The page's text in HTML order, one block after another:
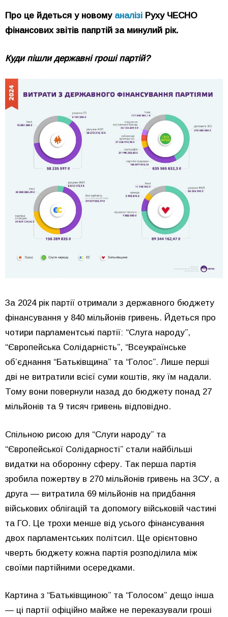
Про це йдеться у новому аналізі Руху ЧЕСНО
фінансових звітів папртій за минулий рік.
Куди пішли державні гроші партій?
За 2024 рік партії отримали з державного бюджету
фінансування у 840 мільйонів гривень. Йдеться про
чотири парламентські партії: “Слуга народу”,
“Європейська Солідарність”, “Всеукраїнське
обʼєднання “Батьківщина” та “Голос”. Лише перші
дві не витратили всієї суми коштів, яку їм надали.
Тому вони повернули назад до бюджету понад 27
мільйонів та 9 тисяч гривень відповідно.
Спільною рисою для “Слуги народу” та
“Європейської Солідарності” стали найбільші
видатки на оборонну сферу. Так перша партія
зробила пожертву в 270 мільйонів гривень на ЗСУ, а
друга — витратила 69 мільйонів на придбання
військових облігацій та допомогу військовій частині
та ГО. Це трохи менше від усього фінансування
двох парламентських політсил. Ще орієнтовно
чверть бюджету кожна партія розподілила між
своїми партійними осередками.
Картина з “Батьківщиною” та “Голосом” дещо інша
— ці партії офіційно майже не переказували гроші